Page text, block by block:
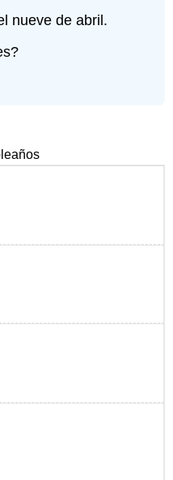
nueve de abril.